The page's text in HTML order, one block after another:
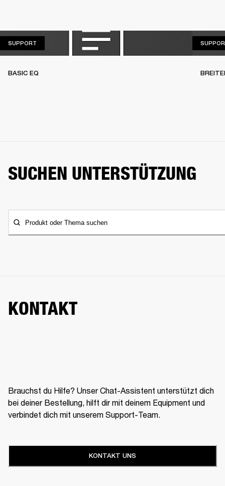
SUPPORT
BASIC EQ
SUCHEN UNTERSTÜTZUNG
Produkt oder Thema suchen
KONTAKT
Brauchst du Hilfe? Unser Chat-Assistent unterstützt dich
bei deiner Bestellung, hilft dir mit deinem Equipment und
verbindet dich mit unserem Support-Team.
KONTAKT UNS